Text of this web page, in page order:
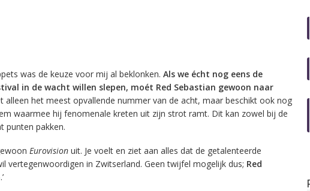
was de keuze voor mij al beklonken. Als we écht nog eens de
in de wacht willen slepen, moét Red Sebastian gewoon naar
alleen het meest opvallende nummer van de acht, maar beschikt ook nog
waarmee hij fenomenale kreten uit zijn strot ramt. Dit kan zowel bij de
punten pakken.
Eurovisionuit. Je voelt en ziet aan alles dat de getalenteerde
vertegenwoordigen in Zwitserland. Geen twijfel mogelijk dus; Red
.’